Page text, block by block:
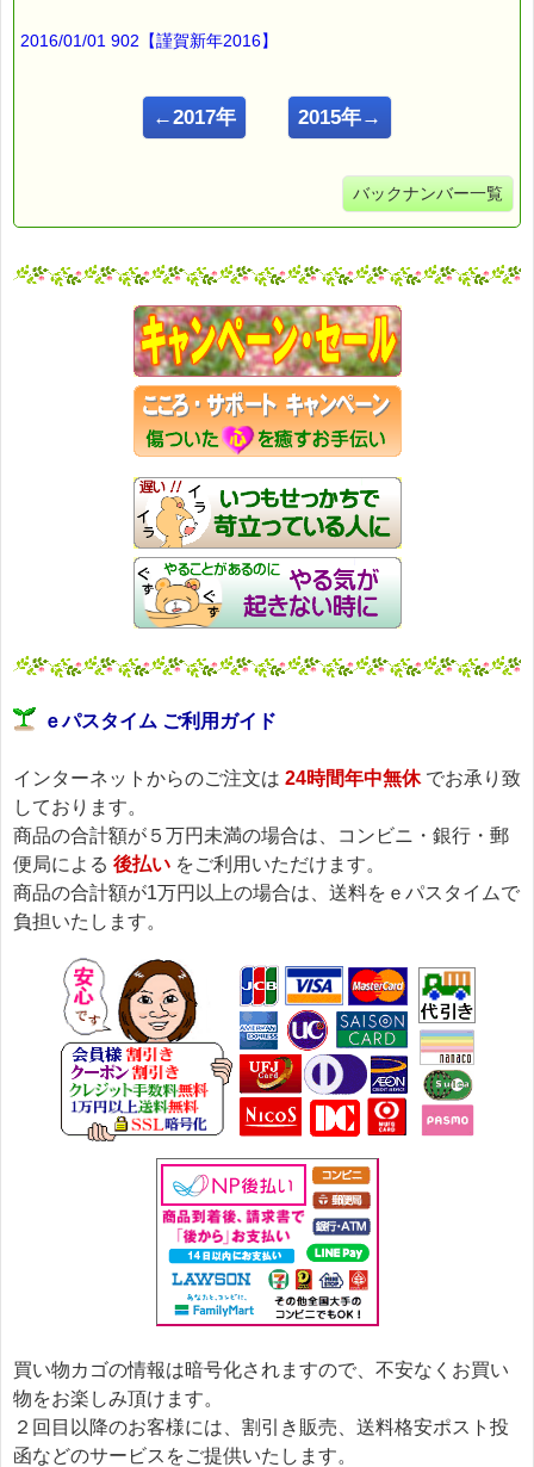
2016/01/01 902【謹賀新年2016】
←2017年 2015年→
バックナンバー一覧
ｅパスタイム ご利用ガイド
インターネットからのご注文は 24時間年中無休でお承り致
しております。
商品の合計額が５万円未満の場合は、コンビニ・銀行・郵
便局による 後払い をご利用いただけます。
商品の合計額が1万円以上の場合は、送料をｅパスタイムで
負担いたします。
買い物カゴの情報は暗号化されますので、不安なくお買い
物をお楽しみ頂けます。
２回目以降のお客様には、割引き販売、送料格安ポスト投
函などのサービスをご提供いたします。